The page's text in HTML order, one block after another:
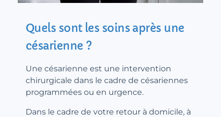
Quels sont les soins après une
césarienne ?
Une césarienne est une intervention
chirurgicale dans le cadre de césariennes
programmées ou en urgence.
Dans le cadre de votre retour à domicile, à